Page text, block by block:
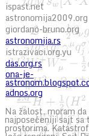
ispast.net
astronomija2009.org
giordano-bruno.org
astronomija.rs
istrazivaci.org.yu
das.org.rs
ona-je-
adnos.org
Na žalost, moram
najposećeniji sajt sa
prostorima.